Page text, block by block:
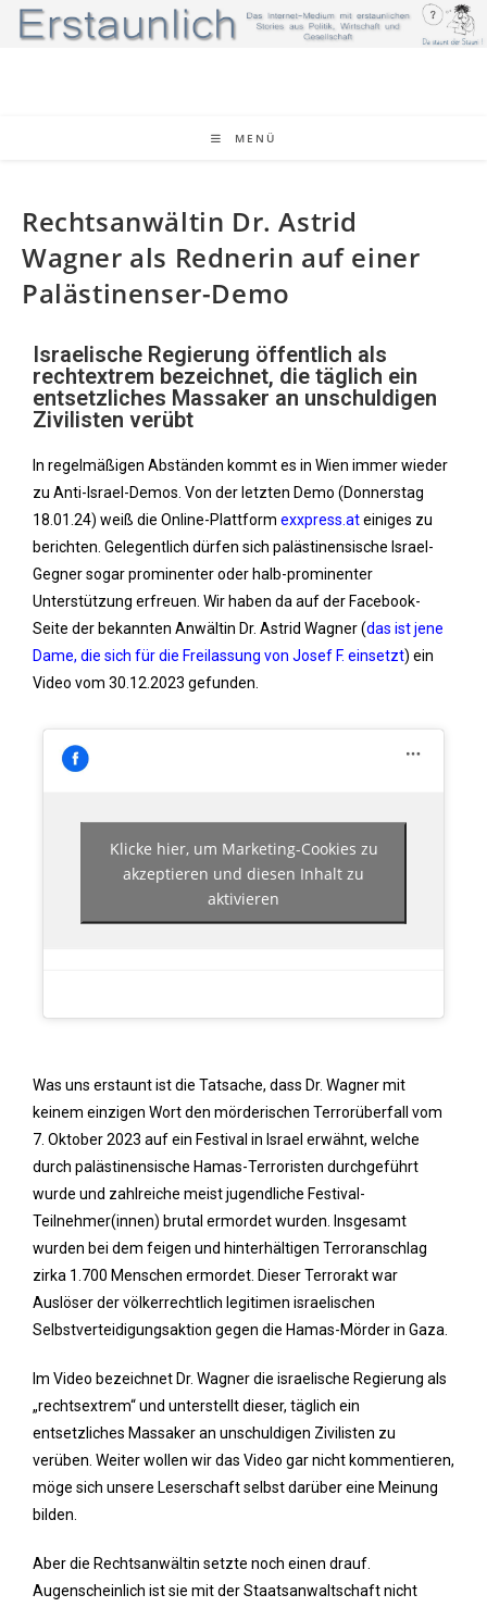
MENÜ
Rechtsanwältin Dr. Astrid
Wagner als Rednerin auf einer
Palästinenser-Demo
Israelische Regierung öffentlich als
rechtextrem bezeichnet, die täglich ein
entsetzliches Massaker an unschuldigen
Zivilisten verübt
In regelmäßigen Abständen kommt es in Wien immer wieder
zu Anti-Israel-Demos. Von der letzten Demo (Donnerstag
18.01.24) weiß die Online-Plattform exxpress.ateiniges zu
berichten. Gelegentlich dürfen sich palästinensische Israel-
Gegner sogar prominenter oder halb-prominenter
Unterstützung erfreuen. Wir haben da auf der Facebook-
Seite der bekannten Anwältin Dr. Astrid Wagner (das ist jene
Dame, die sich für die Freilassung von Josef F. einsetzt) ein
Video vom 30.12.2023 gefunden.
Klicke hier, um Marketing-Cookies zu
akzeptieren und diesen Inhalt zu
aktivieren
Was uns erstaunt ist die Tatsache, dass Dr. Wagner mit
keinem einzigen Wort den mörderischen Terrorüberfall vom
7. Oktober 2023 auf ein Festival in Israel erwähnt, welche
durch palästinensische Hamas-Terroristen durchgeführt
wurde und zahlreiche meist jugendliche Festival-
Teilnehmer(innen) brutal ermordet wurden. Insgesamt
wurden bei dem feigen und hinterhältigen Terroranschlag
zirka 1.700 Menschen ermordet. Dieser Terrorakt war
Auslöser der völkerrechtlich legitimen israelischen
Selbstverteidigungsaktion gegen die Hamas-Mörder in Gaza.
Im Video bezeichnet Dr. Wagner die israelische Regierung als
„rechtsextrem“ und unterstellt dieser, täglich ein
entsetzliches Massaker an unschuldigen Zivilisten zu
verüben. Weiter wollen wir das Video gar nicht kommentieren,
möge sich unsere Leserschaft selbst darüber eine Meinung
bilden.
Aber die Rechtsanwältin setzte noch einen drauf.
Augenscheinlich ist sie mit der Staatsanwaltschaft nicht